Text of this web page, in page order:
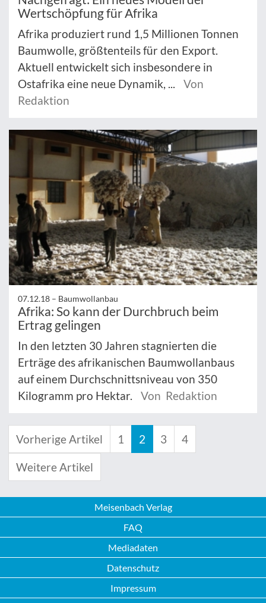
Wertschöpfung für Afrika
Afrika produziert rund 1,5 Millionen Tonnen
Baumwolle, größtenteils für den Export.
Aktuell entwickelt sich insbesondere in
Ostafrika eine neue Dynamik, ...
Von
Redaktion
07.12.18 – Baumwollanbau
Afrika: So kann der Durchbruch beim
Ertrag gelingen
In den letzten 30 Jahren stagnierten die
Erträge des afrikanischen Baumwollanbaus
auf einem Durchschnittsniveau von 350
Kilogramm pro Hektar.
Von Redaktion
Vorherige Artikel 1 2 3 4
Weitere Artikel
Meisenbach Verlag
FAQ
Mediadaten
Datenschutz
Impressum